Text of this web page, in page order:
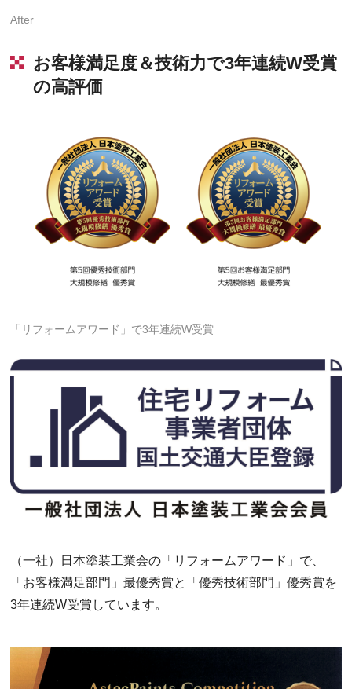
After
お客様満足度＆技術力で3年連続W受賞
の高評価
「リフォームアワード」で3年連続W受賞
（一社）日本塗装工業会の「リフォームアワード」で、
「お客様満足部門」最優秀賞と「優秀技術部門」優秀賞を
3年連続W受賞しています。